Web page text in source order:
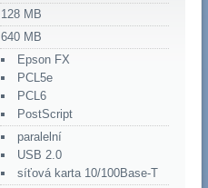
128 MB
640 MB
Epson FX
PCL5e
PCL6
PostScript
paralelní
USB 2.0
síťová karta 10/100Base-T